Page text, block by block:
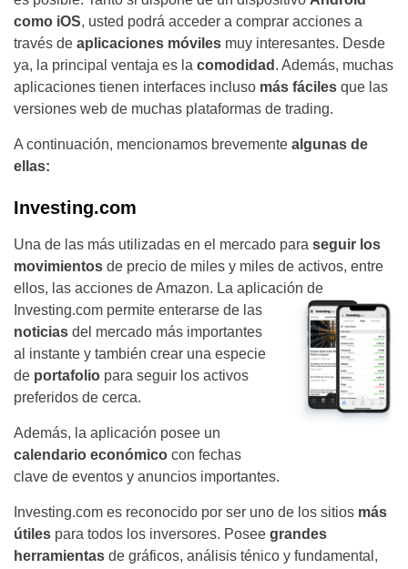
como iOS, usted podrá acceder a comprar acciones a
través de aplicaciones móviles muy interesantes. Desde
ya, la principal ventaja es la comodidad . Además, muchas
aplicaciones tienen interfaces incluso más fáciles que las
versiones web de muchas plataformas de trading.
A continuación, mencionamos brevemente algunas de
ellas:
Investing.com
Una de las más utilizadas en el mercado para seguir los
movimientos de precio de miles y miles de activos, entre
ellos, las acciones de Amazon. La aplicación de
Investing.com permite enterarse de las
noticias del mercado más importantes
al instante y también crear una especie
de portafolio para seguir los activos
preferidos de cerca.
Además, la aplicación posee un
calendario económico con fechas
clave de eventos y anuncios importantes.
Investing.com es reconocido por ser uno de los sitios más
útiles para todos los inversores. Posee grandes
herramientas de gráficos, análisis ténico y fundamental,